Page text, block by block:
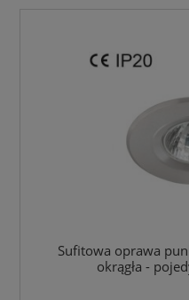
Sufitowa oprawa
okrągła -